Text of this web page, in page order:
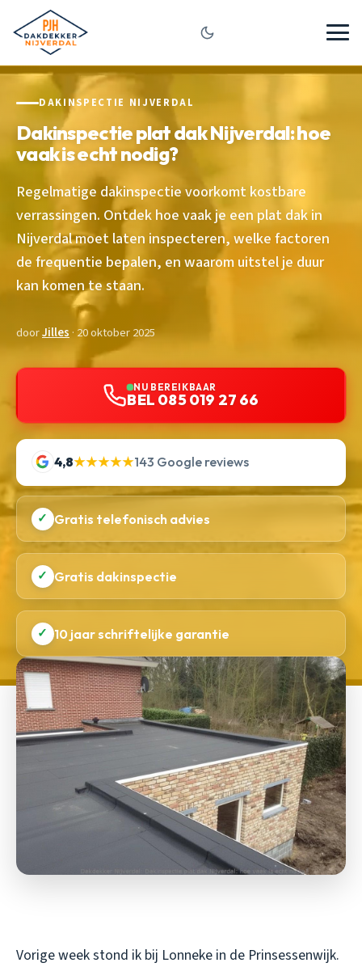
DAKINSPECTIE NIJVERDAL
Dakinspectie plat dak Nijverdal: hoe
vaak is echt nodig?
Regelmatige dakinspectie voorkomt kostbare
verrassingen. Ontdek hoe vaak je een plat dak in
Nijverdal moet laten inspecteren, welke factoren
de frequentie bepalen, en waarom uitstel je duur
kan komen te staan.
doorJilles · 20 oktober 2025
NU BEREIKBAAR
BEL 085 019 27 66
4,8★★★★★143 Google reviews
✓ Gratis telefonisch advies
✓ Gratis dakinspectie
✓ 10 jaar schriftelijke garantie
Vorige week stond ik bij Lonneke in de Prinsessenwijk.